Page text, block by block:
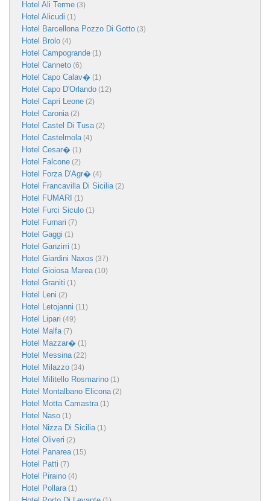
Hotel Ali Terme (3)
Hotel Alicudi (1)
Hotel Barcellona Pozzo Di Gotto (3)
Hotel Brolo (4)
Hotel Campogrande (1)
Hotel Canneto (6)
Hotel Capo Calav� (1)
Hotel Capo D'Orlando (12)
Hotel Capri Leone (2)
Hotel Caronia(2)
Hotel Castel Di Tusa(2)
Hotel Castelmola(4)
Hotel Cesar� (1)
Hotel Falcone (2)
Hotel Forza D'Agr� (4)
Hotel Francavilla Di Sicilia(2)
Hotel FUMARI (1)
Hotel Furci Siculo (1)
Hotel Furnari (7)
Hotel Gaggi (1)
Hotel Ganzirri (1)
Hotel Giardini Naxos (37)
Hotel Gioiosa Marea(10)
Hotel Graniti (1)
Hotel Leni (2)
Hotel Letojanni (11)
Hotel Lipari (49)
Hotel Malfa(7)
Hotel Mazzar� (1)
Hotel Messina(22)
Hotel Milazzo (34)
Hotel Militello Rosmarino (1)
Hotel Montalbano Elicona(2)
Hotel Motta Camastra(1)
Hotel Naso (1)
Hotel Nizza Di Sicilia(1)
Hotel Oliveri (2)
Hotel Panarea(15)
Hotel Patti (7)
Hotel Piraino (4)
Hotel Pollara(1)